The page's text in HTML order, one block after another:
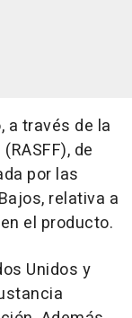
a través de la
de
por las
relativa a
el producto.
Unidos y